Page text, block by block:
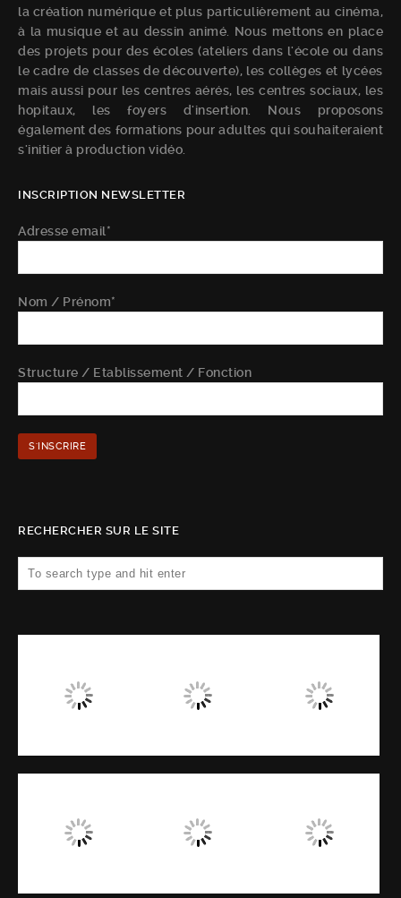
la création numérique et plus particulièrement au cinéma,
à la musique et au dessin animé. Nous mettons en place
des projets pour des écoles (ateliers dans l'école ou dans
le cadre de classes de découverte), les collèges et lycées
mais aussi pour les centres aérés, les centres sociaux, les
hopitaux, les foyers d'insertion. Nous proposons
également des formations pour adultes qui souhaiteraient
s'initier à production vidéo.
INSCRIPTION NEWSLETTER
Adresse email*
Nom / Prénom*
Structure / Etablissement / Fonction
RECHERCHER SUR LE SITE